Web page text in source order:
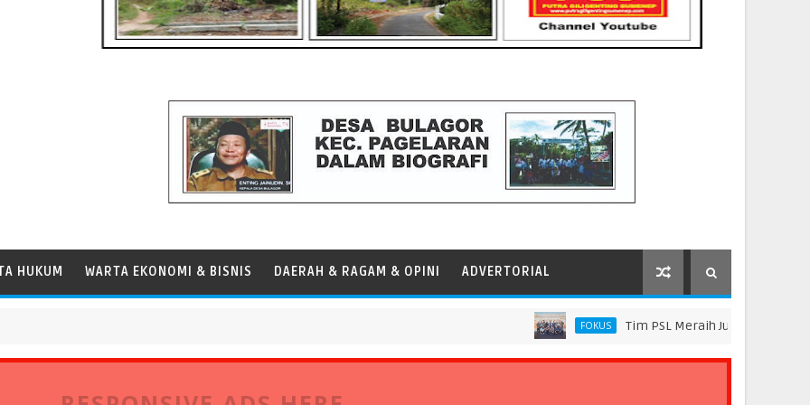
HUKUM WARTA EKONOMI & BISNIS DAERAH & RAGAM & OPINI ADVERTORIAL
FOKUS Tim PSL Meraih Juara di Pelindo
Operasional Kapal